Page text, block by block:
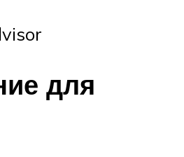
для